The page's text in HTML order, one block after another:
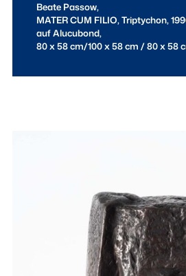
Beate Passow,
MATER CUM FILIO, Triptychon,
auf Alucubond,
80 x 58 cm/100 x 58 cm / 80 x 58